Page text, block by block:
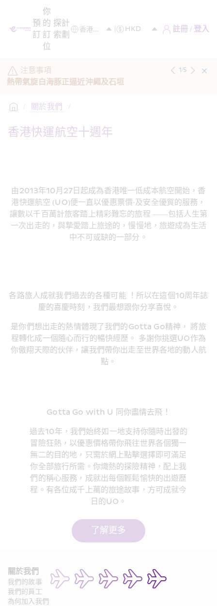
預
訂
你
的
訂
位
探
索
計
劃
註冊 / 登入
注意事項
熱帶氣旋白海豚正逼近沖繩及石垣
1/5
/ 關於我們 /
香港快運航空十週年
由2013年10月27日起成為香港唯一低成本航空開始，香
港快運航空 (UO)便一直以優惠票價·及安全優質的服務，
讓數以千百萬計旅客踏上精彩難忘的旅程 ——包括人生第
一次出走的，與摯愛踏上旅途的，慢慢地，旅遊成為生活
中不可或缺的一部分。​
各路旅人成就我們過去的各種可能 ！所以在這個10周年誌
慶的喜慶時刻，我們最想跟你分享喜悅。​
是你們想出走的熱情體現了我們的Gotta Go精神， 將旅
程轉化成一個隨心而行的暢快經歷。 多謝你挑選UO作為
你傲翔天際的伙伴，讓我們帶你出走至世界各地的動人航
點。​
Gotta Go with U 同你盡情去飛！​
過去10年，我們始終如一地支持你隨時出發的
冒險狂熱，以優惠價格帶你飛往世界各個獨一
無二的目的地，只需於網上點擊選擇即可滿足
你全部旅行所需。你熾熱的探險精神，配上我
們的稱心服務，成就出每個輕鬆愉快的出遊歷
程。有各位成千上萬的旅途故事，方可成就今
日的UO。
了解更多
關於我們
我們的故事
我們的員工
為何加入我們